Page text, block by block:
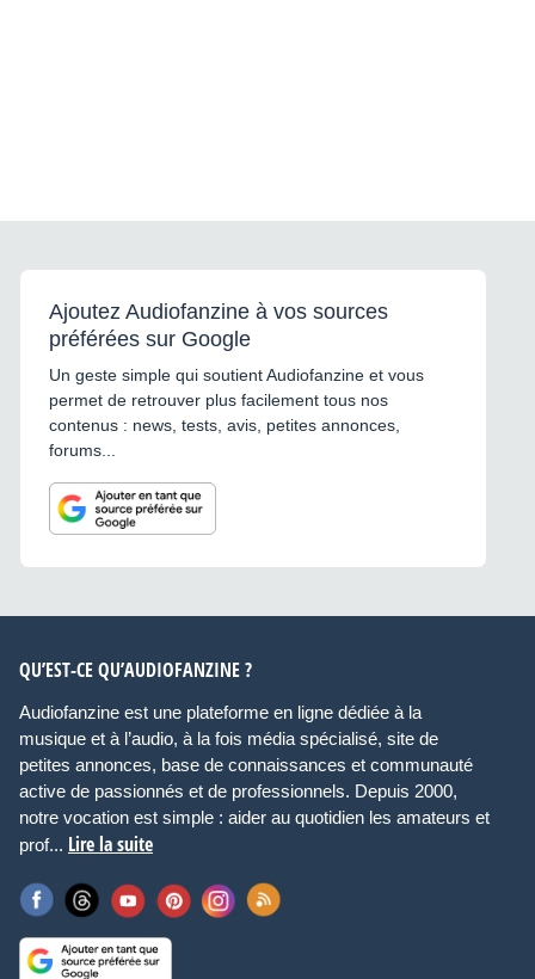
Ajoutez Audiofanzine à vos sources
préférées sur Google
Un geste simple qui soutient Audiofanzine et vous
permet de retrouver plus facilement tous nos
contenus : news, tests, avis, petites annonces,
forums...
QU’EST-CE QU’AUDIOFANZINE ?
Audiofanzine est une plateforme en ligne dédiée à la
musique et à l’audio, à la fois média spécialisé, site de
petites annonces, base de connaissances et communauté
active de passionnés et de professionnels. Depuis 2000,
notre vocation est simple : aider au quotidien les amateurs et
prof... Lire la suite